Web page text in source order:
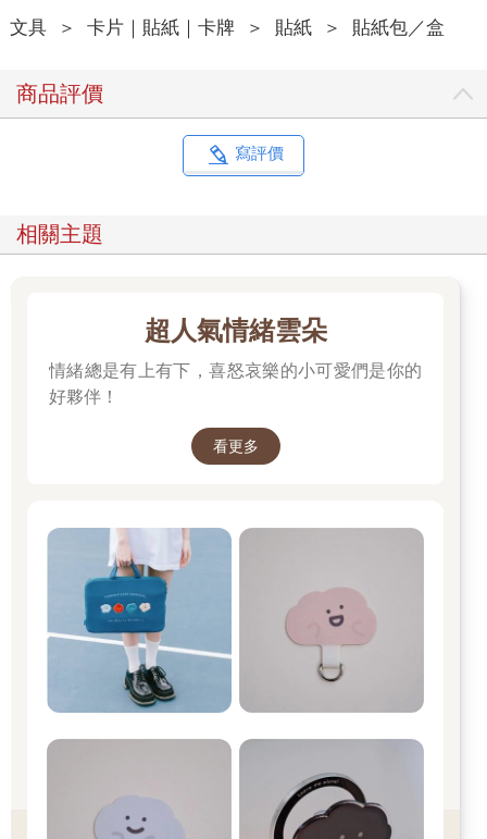
文具 ＞ 卡片｜貼紙｜卡牌 ＞ 貼紙 ＞ 貼紙包／盒
商品評價
寫評價
相關主題
超人氣情緒雲朵
情緒總是有上有下，喜怒哀樂的小可愛們是你的
好夥伴！
看更多